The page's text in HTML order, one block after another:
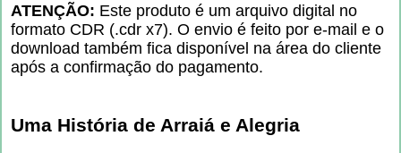
ATENÇÃO: Este produto é um arquivo digital no
formato CDR (.cdr x7). O envio é feito por e-mail e o
download também fica disponível na área do cliente
após a confirmação do pagamento.
Uma História de Arraiá e Alegria